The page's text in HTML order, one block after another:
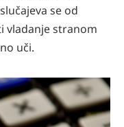
se od
vladanje stranom
uči.